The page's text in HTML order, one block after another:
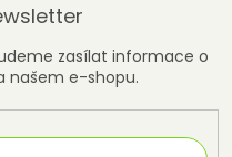
zasílat informace o
našem e-shopu.